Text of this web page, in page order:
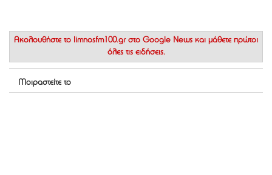
Ακολουθήστε το limnosfm100.gr στο Google News και μάθετε πρώτοι
όλες τις ειδήσεις.
Μοιραστείτε το